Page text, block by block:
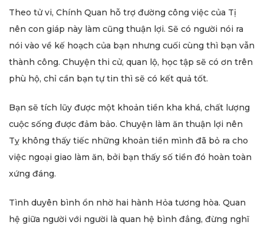
Theo tử vi, Chính Quan hỗ trợ đường công việc của Tị
nên con giáp này làm cũng thuận lợi. Sẽ có người nói ra
nói vào về kế hoạch của bạn nhưng cuối cùng thì bạn vẫn
thành công. Chuyện thi cử, quan lộ, học tập sẽ có ơn trên
phù hộ, chỉ cần bạn tự tin thì sẽ có kết quả tốt.
Bạn sẽ tích lũy được một khoản tiền kha khá, chất lượng
cuộc sống được đảm bảo. Chuyện làm ăn thuận lợi nên
Tỵ không thấy tiếc những khoản tiền mình đã bỏ ra cho
việc ngoại giao làm ăn, bởi bạn thấy số tiền đó hoàn toàn
xứng đáng.
Tình duyên bình ổn nhờ hai hành Hỏa tương hòa. Quan
hệ giữa người với người là quan hệ bình đẳng, đừng nghĩ